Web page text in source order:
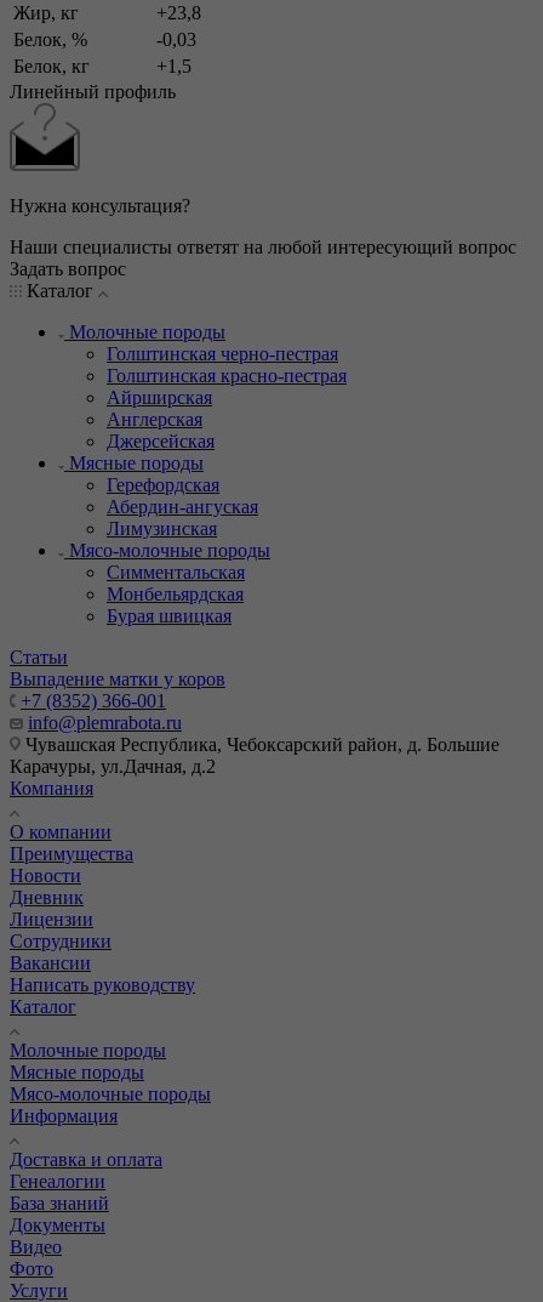
Жир, кг
+23,8
Белок, %
-0,03
Белок, кг
+1,5
Линейный профиль
Нужна консультация?
Наши специалисты ответят на любой интересующий вопрос
Задать вопрос
Каталог
Молочные породы
Голштинская черно-пестрая
Голштинская красно-пестрая
Айрширская
Англерская
Джерсейская
Мясные породы
Герефордская
Абердин-ангуская
Лимузинская
Мясо-молочные породы
Симментальская
Монбельярдская
Бурая швицкая
Статьи
Выпадение матки у коров
+7 (8352) 366-001
info@plemrabota.ru
Чувашская Республика, Чебоксарский район, д. Большие
Карачуры, ул.Дачная, д.2
Компания
О компании
Преимущества
Новости
Дневник
Лицензии
Сотрудники
Вакансии
Написать руководству
Каталог
Молочные породы
Мясные породы
Мясо-молочные породы
Информация
Доставка и оплата
Генеалогии
База знаний
Документы
Видео
Фото
Услуги